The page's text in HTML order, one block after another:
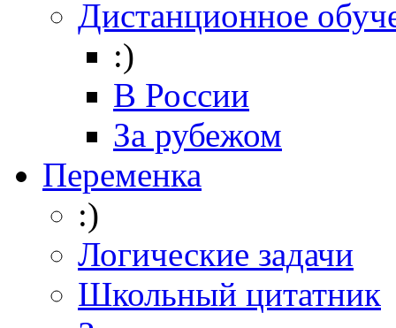
Дистанционное
:)
В России
За рубежом
Переменка
:)
Логические задачи
Школьный цитатник